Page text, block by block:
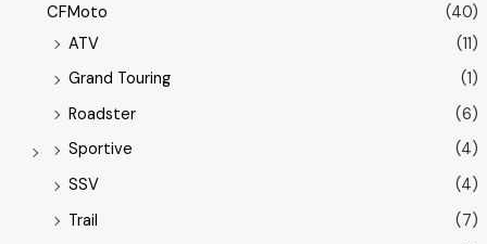
CFMoto
(40)
ATV
(11)
Grand Touring
(1)
Roadster
(6)
Sportive
(4)
SSV
(4)
Trail
(7)